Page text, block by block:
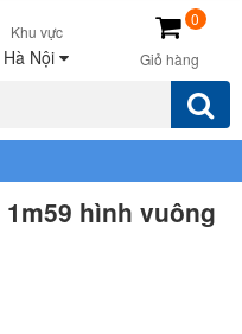
Khu vực
Hà Nội Giỏ hàng
0
hình vuông